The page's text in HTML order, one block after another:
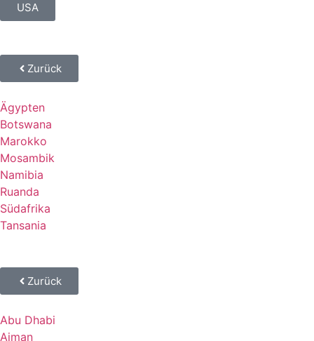
USA
Zurück
Ägypten
Botswana
Marokko
Mosambik
Namibia
Ruanda
Südafrika
Tansania
Zurück
Abu Dhabi
Ajman